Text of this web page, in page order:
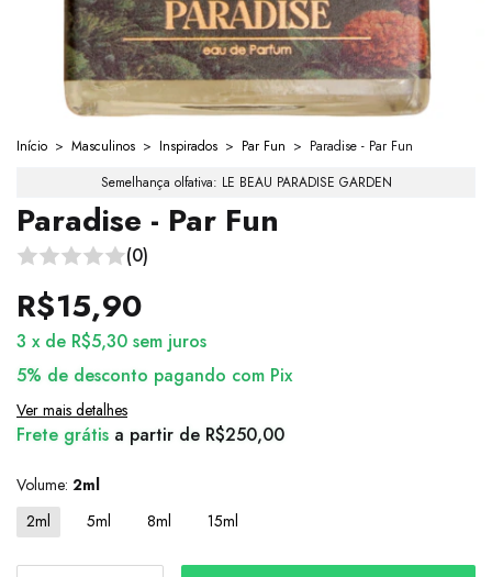
Início > Masculinos > Inspirados > Par Fun > Paradise - Par Fun
Semelhança olfativa: LE BEAU PARADISE GARDEN
Paradise - Par Fun
(0)
R$15,90
3 x de R$5,30 sem juros
5% de desconto pagando com Pix
Ver mais detalhes
Frete grátis a partir de R$250,00
Volume: 2ml
2ml
5ml 8ml 15ml